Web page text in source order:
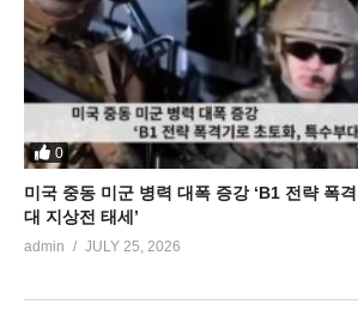
0
미국 중동 미군 병력 대폭 증강 ‘B1 전략 폭
대 지상전 태세’
admin JULY 25, 2026